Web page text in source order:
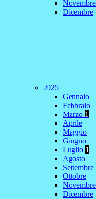
Novembre
Dicembre
2025
Gennaio
Febbraio
Marzo 1
Aprile
Maggio
Giugno
Luglio 1
Agosto
Settembre
Ottobre
Novembre
Dicembre